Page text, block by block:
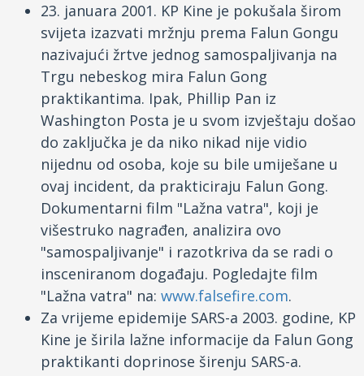
23. januara 2001. KP Kine je pokušala širom
svijeta izazvati mržnju prema Falun Gongu
nazivajući žrtve jednog samospaljivanja na
Trgu nebeskog mira Falun Gong
praktikantima. Ipak, Phillip Pan iz
Washington Posta je u svom izvještaju došao
do zaključka je da niko nikad nije vidio
nijednu od osoba, koje su bile umiješane u
ovaj incident, da prakticiraju Falun Gong.
Dokumentarni film "Lažna vatra", koji je
višestruko nagrađen, analizira ovo
"samospaljivanje" i razotkriva da se radi o
insceniranom događaju. Pogledajte film
"Lažna vatra" na: www.falsefire.com.
Za vrijeme epidemije SARS-a 2003. godine, KP
Kine je širila lažne informacije da Falun Gong
praktikanti doprinose širenju SARS-a.